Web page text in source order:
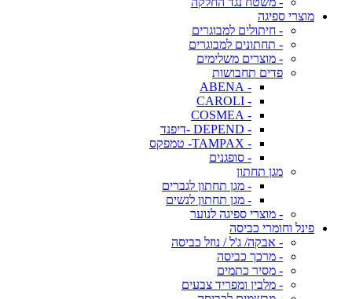
מוצרי ספיגה
- חיתולים למבוגרים
- תחתונים למבוגרים
- מוצרים משלימים
פדים תחבושות
- ABENA
- CAROLI
- COSMEA
- DEPEND -דיפנד
- TAMPAX- טמפקס
- סופגנים
מגן תחתון
- מגן תחתון לגברים
- מגן תחתון לנשים
- מוצרי ספיגה לנוער
פינל וחומרי כביסה
- אבקה/ ג'ל / נוזל כביסה
- מרכך כביסה
- מסיר כתמים
- מלבין ומפריד צבעים